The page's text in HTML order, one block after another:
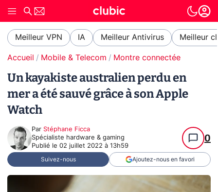
Meilleur VPN IA Meilleur Antivirus Meilleur
Accueil Mobile & Telecom Montre connectée
Un kayakiste australien perdu en
mer a été sauvé grâce à son Apple
Watch
Par Stéphane Ficca
Spécialiste hardware & gaming
Publié le 02 juillet 2022 à 13h59
0
Suivez-nous Ajoutez-nous en favori